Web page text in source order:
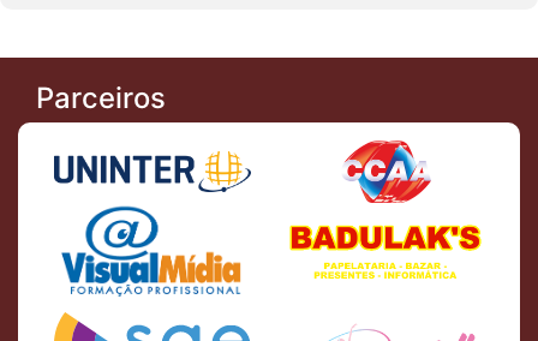
Parceiros